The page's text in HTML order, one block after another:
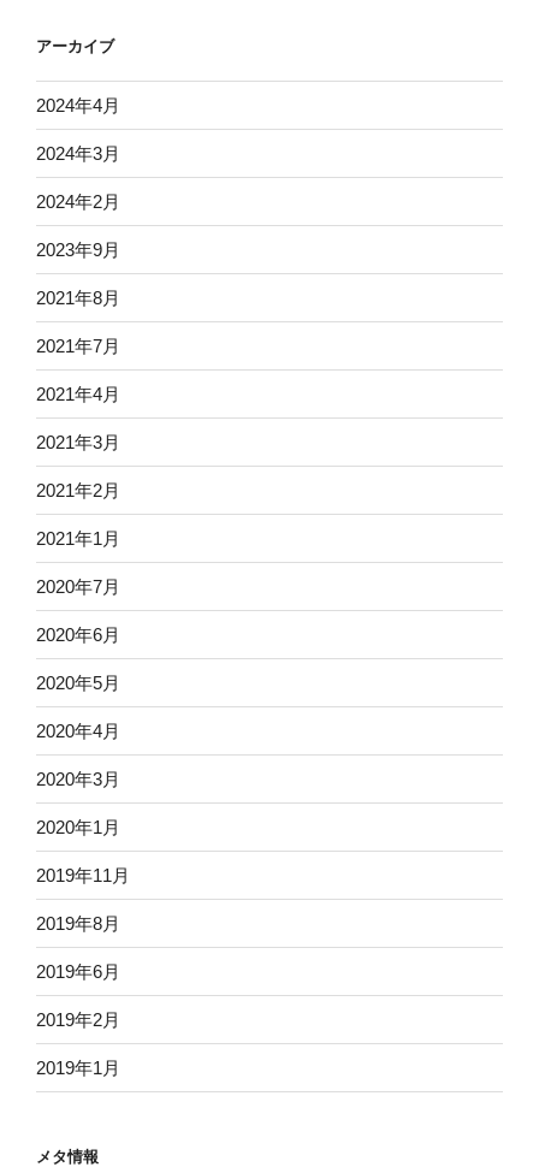
アーカイブ
2024年4月
2024年3月
2024年2月
2023年9月
2021年8月
2021年7月
2021年4月
2021年3月
2021年2月
2021年1月
2020年7月
2020年6月
2020年5月
2020年4月
2020年3月
2020年1月
2019年11月
2019年8月
2019年6月
2019年2月
2019年1月
メタ情報